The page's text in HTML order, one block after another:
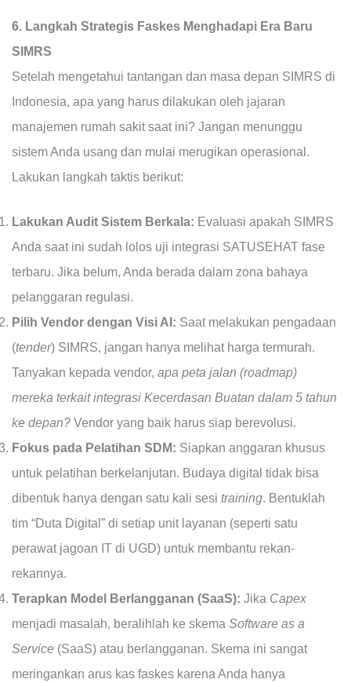
6. Langkah Strategis Faskes Menghadapi Era Baru
SIMRS
Setelah mengetahui tantangan dan masa depan SIMRS di
Indonesia, apa yang harus dilakukan oleh jajaran
manajemen rumah sakit saat ini? Jangan menunggu
sistem Anda usang dan mulai merugikan operasional.
Lakukan langkah taktis berikut:
Lakukan Audit Sistem Berkala: Evaluasi apakah SIMRS
Anda saat ini sudah lolos uji integrasi SATUSEHAT fase
terbaru. Jika belum, Anda berada dalam zona bahaya
pelanggaran regulasi.
Pilih Vendor dengan Visi AI: Saat melakukan pengadaan
(tender) SIMRS, jangan hanya melihat harga termurah.
Tanyakan kepada vendor, apa peta jalan (roadmap)
mereka terkait integrasi Kecerdasan Buatan dalam 5 tahun
ke depan?Vendor yang baik harus siap berevolusi.
Fokus pada Pelatihan SDM: Siapkan anggaran khusus
untuk pelatihan berkelanjutan. Budaya digital tidak bisa
dibentuk hanya dengan satu kali sesi training. Bentuklah
tim “Duta Digital” di setiap unit layanan (seperti satu
perawat jagoan IT di UGD) untuk membantu rekan-
rekannya.
Terapkan Model Berlangganan (SaaS): Jika Capex
menjadi masalah, beralihlah ke skema Software as a
Service(SaaS) atau berlangganan. Skema ini sangat
meringankan arus kas faskes karena Anda hanya